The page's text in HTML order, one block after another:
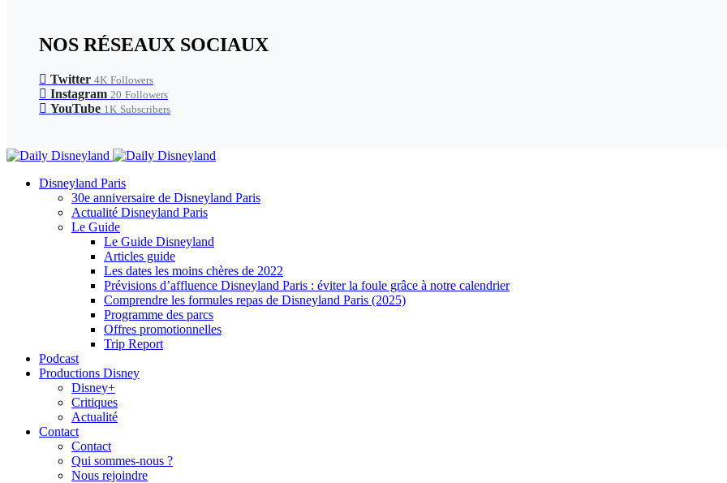
NOS RÉSEAUX SOCIAUX
Twitter 4K Followers
Instagram 20 Followers
YouTube 1K Subscribers
Disneyland Paris
30e anniversaire de Disneyland Paris
Actualité Disneyland Paris
Le Guide
Le Guide Disneyland
Articles guide
Les dates les moins chères de 2022
Prévisions d’affluence Disneyland Paris : éviter la foule grâce à notre calendrier
Comprendre les formules repas de Disneyland Paris (2025)
Programme des parcs
Offres promotionnelles
Trip Report
Podcast
Productions Disney
Disney+
Critiques
Actualité
Contact
Contact
Qui sommes-nous ?
Nous rejoindre